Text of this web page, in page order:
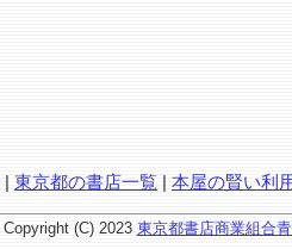
| 東京都の書店一覧 | 本屋の賢い利
Copyright (C) 2023 東京都書店商業組合